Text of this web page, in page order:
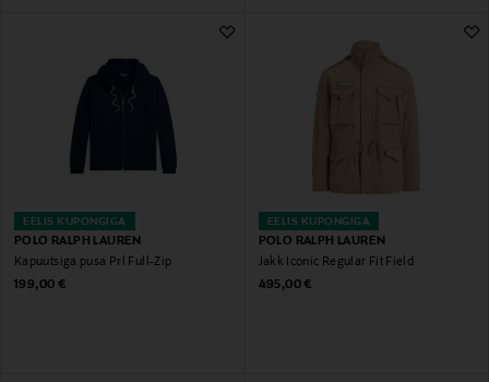
EELIS KUPONGIGA
POLO RALPH LAUREN
Kapuutsiga pusa Prl Full-Zip
Original Price
199,00 €
EELIS KUPONGIGA
POLO RALPH LAUREN
Jakk Iconic Regular Fit Field
Original Price
495,00 €